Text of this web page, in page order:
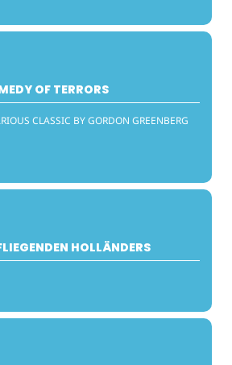
OF TERRORS
CLASSIC BY GORDON GREENBERG
HOLLÄNDERS